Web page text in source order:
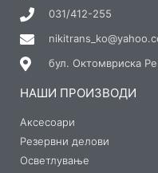
031/412-255
бул. Октомвриска
НАШИ ПРОИЗВОДИ
Аксесоари
Резервни делови
Осветлување